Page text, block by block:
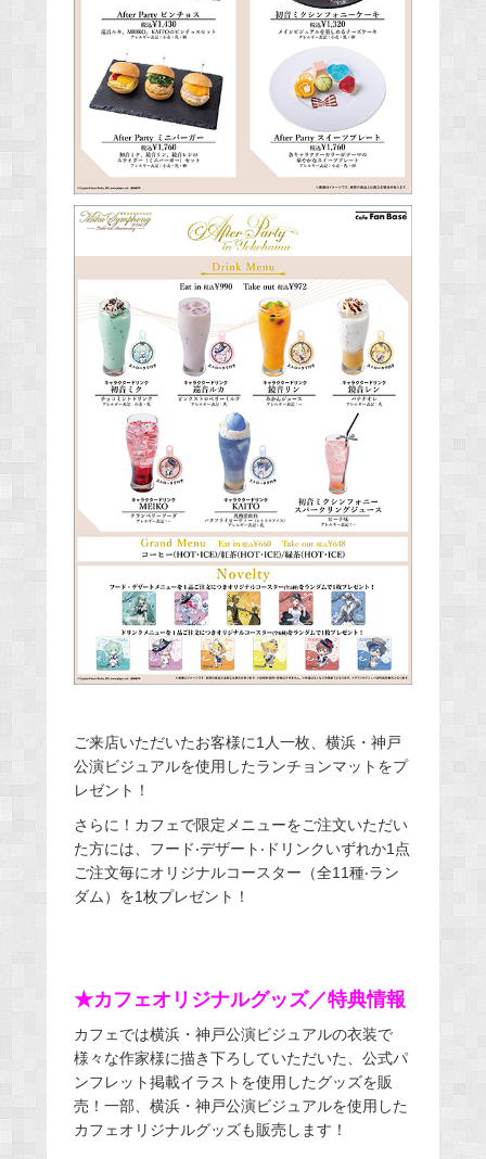
ご来店いただいたお客様に1人一枚、横浜・神戸
公演ビジュアルを使用したランチョンマットをプ
レゼント！
さらに！カフェで限定メニューをご注文いただい
た方には、フード‧デザート‧ドリンクいずれか1点
ご注文毎にオリジナルコースター（全11種‧ラン
ダム）を1枚プレゼント！
★カフェオリジナルグッズ／特典情報
カフェでは横浜・神戸公演ビジュアルの衣装で
様々な作家様に描き下ろしていただいた、公式パ
ンフレット掲載イラストを使用したグッズを販
売！一部、横浜・神戸公演ビジュアルを使用した
カフェオリジナルグッズも販売します！